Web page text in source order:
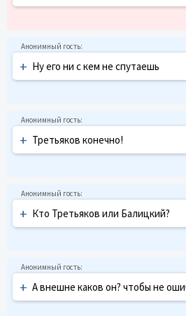
+ Ну его ни с кем не спутаешь
+ Третьяков конечно!
+ Кто Третьяков или Балицкий?
+ А внешне каков он? чтобы не